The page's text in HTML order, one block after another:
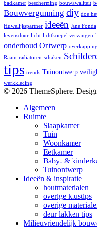
badkamer bescherming bouwkwaliteit
Bouwvergunning diy doe
Huwelijkspartner ideeën Jane Fonda
levensduur licht lichtkoepel vervangen
onderhoud Ontwerp overkapping
Raam radiatoren schaken
tips trends Tuinontwerp
werkkleding
© 2026 ThemeSphere.
Algemeen
Ruimte
Slaapkamer
Tuin
Woonkamer
Eetkamer
Baby- &
Tuinontwerp
Ideeën & inspiratie
houtmaterialen
overige klustips
overige
deur lakken tips
Milieuvriendelijk